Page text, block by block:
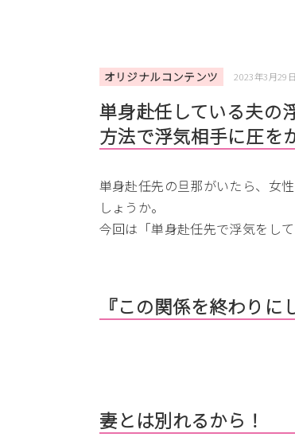
オリジナルコンテンツ 2023年3月29日
単身赴任している夫の
方法で浮気相手に圧を
単身赴任先の旦那がいたら、女
しょうか。
今回は「単身赴任先で浮気をし
『この関係を終わりに
妻とは別れるから！